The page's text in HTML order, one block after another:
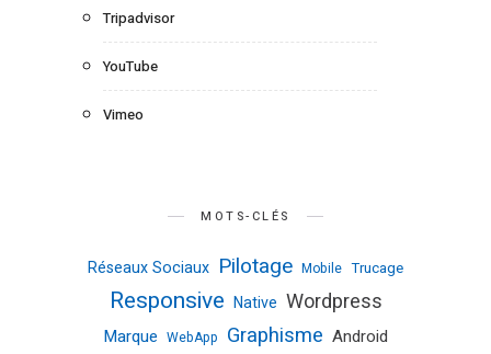
Tripadvisor
YouTube
Vimeo
MOTS-CLÉS
Réseaux Sociaux Pilotage Mobile Trucage
Responsive Native Wordpress
Marque WebApp Graphisme Android